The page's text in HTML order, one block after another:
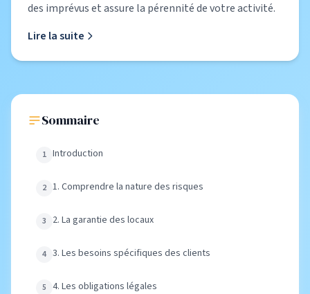
des imprévus et assure la pérennité de votre activité.
Lire la suite
Sommaire
Introduction
1. Comprendre la nature des risques
2. La garantie des locaux
3. Les besoins spécifiques des clients
4. Les obligations légales